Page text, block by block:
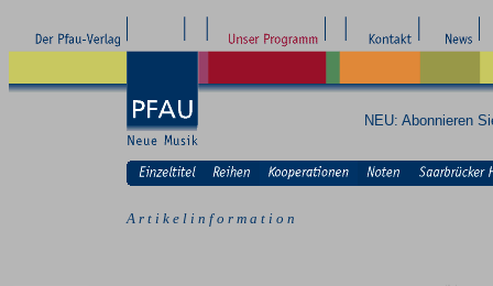
NEU: Abonnieren
A r t i k e l i n f o r m a t i o n